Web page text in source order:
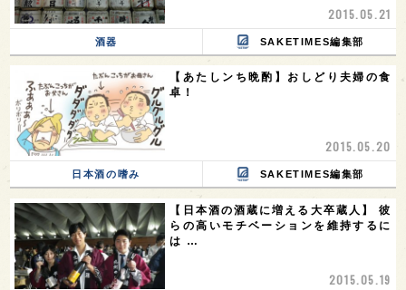
2015.05.21
酒器 SAKETIMES編集部
【あたしンち晩酌】おしどり夫婦の食
卓！
2015.05.20
日本酒の嗜み SAKETIMES編集部
【日本酒の酒蔵に増える大卒蔵人】 彼
らの高いモチベーションを維持するに
は …
2015.05.19